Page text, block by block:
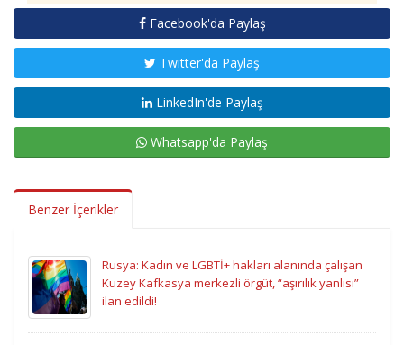
Facebook'da Paylaş
Twitter'da Paylaş
LinkedIn'de Paylaş
Whatsapp'da Paylaş
Benzer İçerikler
Rusya: Kadın ve LGBTİ+ hakları alanında çalışan
Kuzey Kafkasya merkezli örgüt, “aşırılık yanlısı”
ilan edildi!